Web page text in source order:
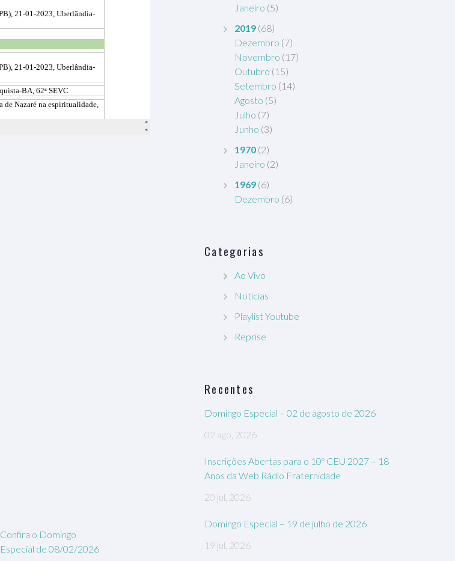
Confira o Domingo
Especial de 08/02/2026
Janeiro (5)
2019 (68)
Dezembro (7)
Novembro (17)
Outubro (15)
Setembro (14)
Agosto (5)
Julho (7)
Junho (3)
1970 (2)
Janeiro (2)
1969 (6)
Dezembro (6)
Categorias
Ao Vivo
Notícias
Playlist Youtube
Reprise
Recentes
Domingo Especial – 02 de agosto de 2026
02 ago, 2026
Inscrições Abertas para o 10º CEU 2027 – 18
Anos da Web Rádio Fraternidade
20 jul, 2026
Domingo Especial – 19 de julho de 2026
19 jul, 2026